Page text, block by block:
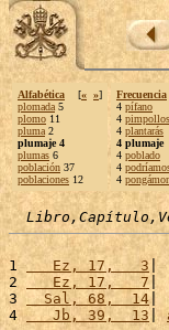
Alfabética [« »]
plomada 5
plomo 11
pluma 2
plumaje 4
plumas 6
población 37
poblaciones 12
Frecuencia
4 pífano
4 pimpollos
4 plantarás
4 plumaje
4 poblado
4
4
1
   Ez, 17,   3
2
   Ez, 17,   7
3
  Sal, 68,  14
4
   Jb, 39,  13
|